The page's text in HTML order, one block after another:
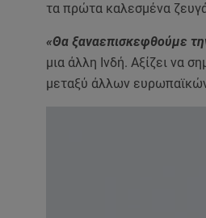
τα πρώτα καλεσμένα
«Θα ξαναεπισκεφθούμε
μια άλλη Ινδή. Αξίζει να
μεταξύ άλλων